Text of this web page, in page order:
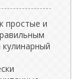
простые и